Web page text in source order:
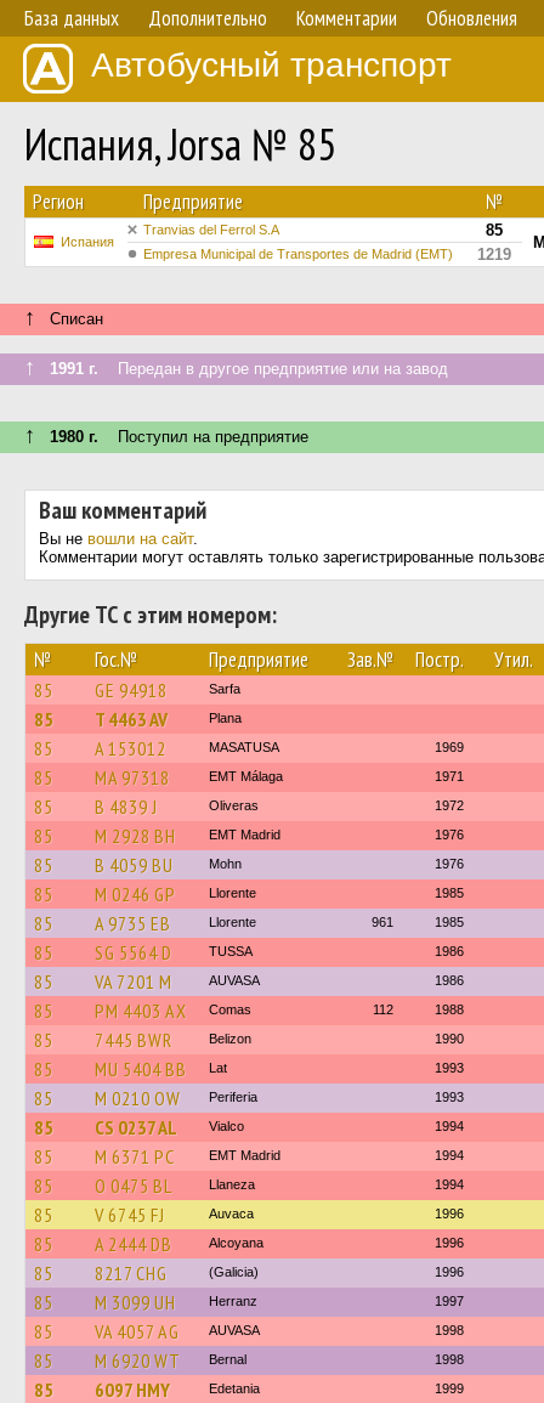
База данных Дополнительно Комментарии Обновления
Автобусный транспорт
Испания, Jorsa № 85
Регион Предприятие №
Испания
Tranvias del Ferrol S.A 85
Empresa Municipal de Transportes de Madrid (EMT) 1219
↑ Списан
↑ 1991 г. Передан в другое предприятие или на завод
↑ 1980 г. Поступил на предприятие
Ваш комментарий
Вы не вошли на сайт.
Комментарии могут оставлять только зарегистрированные
Другие ТС с этим номером:
№ Гос.№ Предприятие Зав.№ Постр. Утил.
85 GE 94918 Sarfa
85 T 4463 AV Plana
85 A 153012 MASATUSA 1969
85 MA 97318 EMT Málaga 1971
85 B 4839 J Oliveras 1972
85 M 2928 BH EMT Madrid 1976
85 B 4059 BU Mohn 1976
85 M 0246 GP Llorente 1985
85 A 9735 EB Llorente 961 1985
85 SG 5564 D TUSSA 1986
85 VA 7201 M AUVASA 1986
85 PM 4403 AX Comas 112 1988
85 7445 BWR Belizon 1990
85 MU 5404 BB Lat 1993
85 M 0210 OW Periferia 1993
85 CS 0237 AL Vialco 1994
85 M 6371 PC EMT Madrid 1994
85 O 0475 BL Llaneza 1994
85 V 6745 FJ Auvaca 1996
85 A 2444 DB Alcoyana 1996
85 8217 CHG (Galicia) 1996
85 M 3099 UH Herranz 1997
85 VA 4057 AG AUVASA 1998
85 M 6920 WT Bernal 1998
85 6097 HMY Edetania 1999